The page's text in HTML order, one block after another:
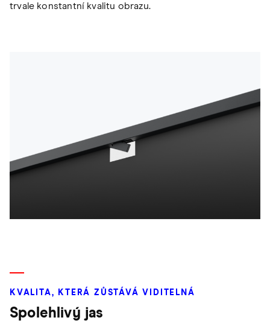
trvale konstantní kvalitu obrazu.
KVALITA, KTERÁ ZŮSTÁVÁ VIDITELNÁ
Spolehlivý jas